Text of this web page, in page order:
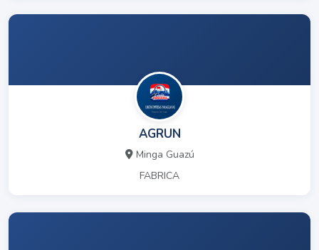
AGRUN
Minga Guazú
FABRICA